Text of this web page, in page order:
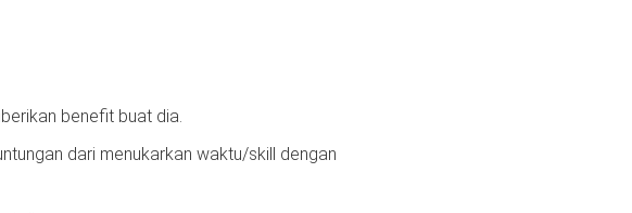
benefit buat dia.
dari menukarkan waktu/skill dengan